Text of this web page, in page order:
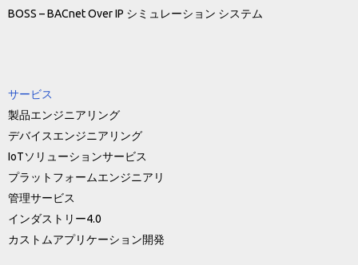
BOSS – BACnet Over IP シミュレーション システム
サービス
製品エンジニアリング
デバイスエンジニアリング
IoTソリューションサービス
プラットフォームエンジニアリ
管理サービス
インダストリー4.0
カストムアプリケーション開発